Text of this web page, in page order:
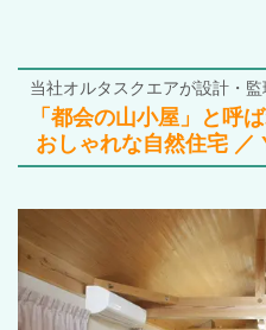
当社オルタスクエアが設計・監
「都会の山小屋」と呼
おしゃれな自然住宅 ／